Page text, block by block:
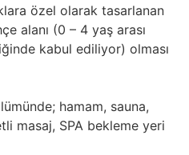
özel olarak tasarlanan
alanı (0 – 4 yaş arası
kabul ediliyor) olması
hamam, sauna,
masaj, SPA bekleme yeri